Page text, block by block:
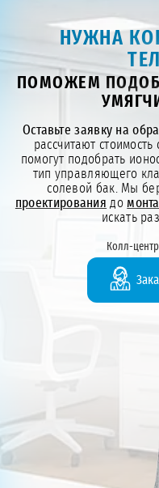
НУЖНА
ПОМОЖЕМ
Оставьте заявку на
рассчитают
помогут подобрать
тип управляющего
солевой бак. Мы
проектирования до
искать
Колл-